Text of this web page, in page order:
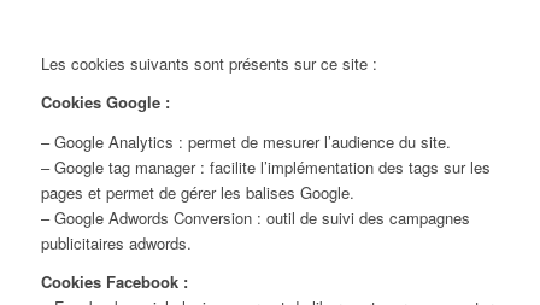
Les cookies suivants sont présents sur ce site :
Cookies Google :
– Google Analytics : permet de mesurer l’audience du site.
– Google tag manager : facilite l’implémentation des tags sur les
pages et permet de gérer les balises Google.
– Google Adwords Conversion : outil de suivi des campagnes
publicitaires adwords.
Cookies Facebook :